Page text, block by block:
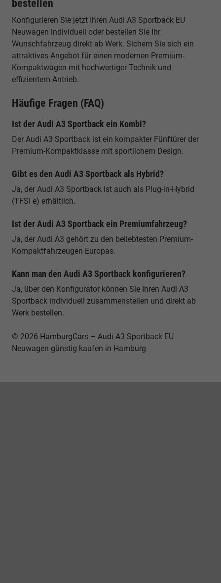
bestellen
Konfigurieren Sie jetzt Ihren Audi A3 Sportback EU
Neuwagen individuell oder bestellen Sie Ihr
Wunschfahrzeug direkt ab Werk. Sichern Sie sich ein
attraktives Angebot für einen modernen Premium-
Kompaktwagen mit hochwertiger Technik und
effizientem Antrieb.
Häufige Fragen (FAQ)
Ist der Audi A3 Sportback ein Kombi?
Der Audi A3 Sportback ist ein kompakter Fünftürer der
Premium-Kompaktklasse mit sportlichem Design.
Gibt es den Audi A3 Sportback als Hybrid?
Ja, der Audi A3 Sportback ist auch als Plug-in-Hybrid
(TFSI e) erhältlich.
Ist der Audi A3 Sportback ein Premiumfahrzeug?
Ja, der Audi A3 gehört zu den beliebtesten Premium-
Kompaktfahrzeugen Europas.
Kann man den Audi A3 Sportback konfigurieren?
Ja, über den Konfigurator können Sie Ihren Audi A3
Sportback individuell zusammenstellen und direkt ab
Werk bestellen.
© 2026 HamburgCars – Audi A3 Sportback EU
Neuwagen günstig kaufen in Hamburg